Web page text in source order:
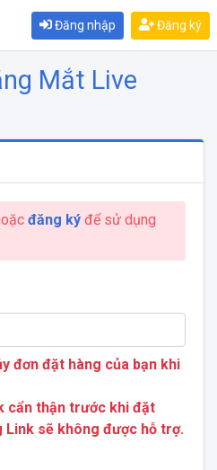
Đăng nhập Đăng ký
Mắt Live
đăng kýđể sử dụng
đơn đặt hàng của bạn khi
cẩn thận trước khi đặt
Link sẽ không được hỗ trợ.